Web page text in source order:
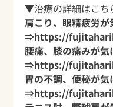
▼治療の詳細はこち
肩こり、眼精疲労
⇒https://
腰痛、膝の痛みが気
⇒https://
胃の不調、便秘が気
⇒https://